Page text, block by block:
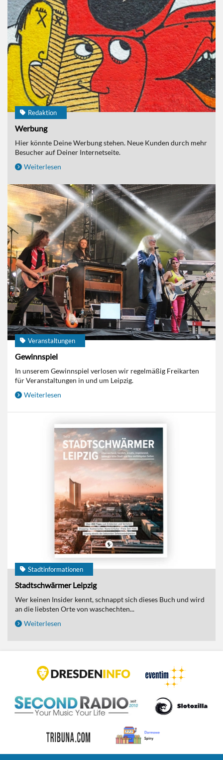
Redaktion
Werbung
Hier könnte Deine Werbung stehen. Neue Kunden durch mehr
Besucher auf Deiner Internetseite.
Weiterlesen
Veranstaltungen
Gewinnspiel
In unserem Gewinnspiel verlosen wir regelmäßig Freikarten
für Veranstaltungen in und um Leipzig.
Weiterlesen
Stadtinformationen
Stadtschwärmer Leipzig
Wer keinen Insider kennt, schnappt sich dieses Buch und wird
an die liebsten Orte von waschechten...
Weiterlesen